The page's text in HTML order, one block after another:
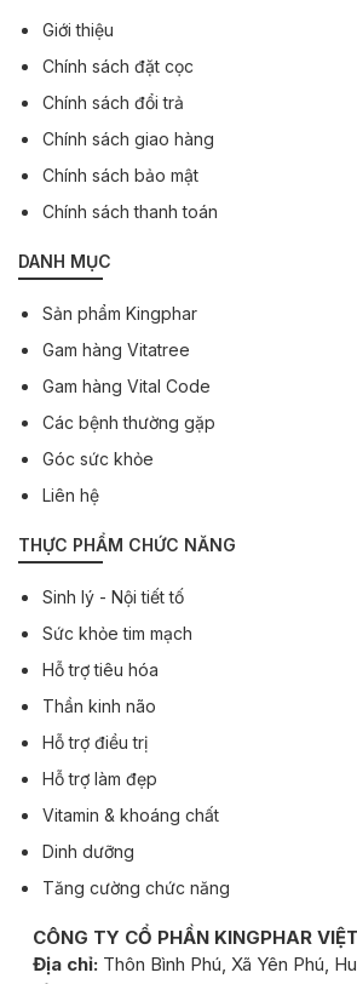
Giới thiệu
Chính sách đặt cọc
Chính sách đổi trả
Chính sách giao hàng
Chính sách bảo mật
Chính sách thanh toán
DANH MỤC
Sản phẩm Kingphar
Gam hàng Vitatree
Gam hàng Vital Code
Các bệnh thường gặp
Góc sức khỏe
Liên hệ
THỰC PHẨM CHỨC NĂNG
Sinh lý - Nội tiết tố
Sức khỏe tim mạch
Hỗ trợ tiêu hóa
Thần kinh não
Hỗ trợ điều trị
Hỗ trợ làm đẹp
Vitamin & khoáng chất
Dinh dưỡng
Tăng cường chức năng
CÔNG TY CỔ PHẦN KINGPHAR
Địa chỉ: Thôn Bình Phú, Xã Yên Phú,